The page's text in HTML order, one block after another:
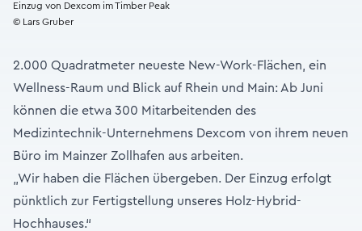
Einzug von Dexcom im Timber Peak
© Lars Gruber
2.000 Quadratmeter neueste New-Work-Flächen, ein
Wellness-Raum und Blick auf Rhein und Main: Ab Juni
können die etwa 300 Mitarbeitenden des
Medizintechnik-Unternehmens Dexcom von ihrem neuen
Büro im Mainzer Zollhafen aus arbeiten.
„Wir haben die Flächen übergeben. Der Einzug erfolgt
pünktlich zur Fertigstellung unseres Holz-Hybrid-
Hochhauses.“